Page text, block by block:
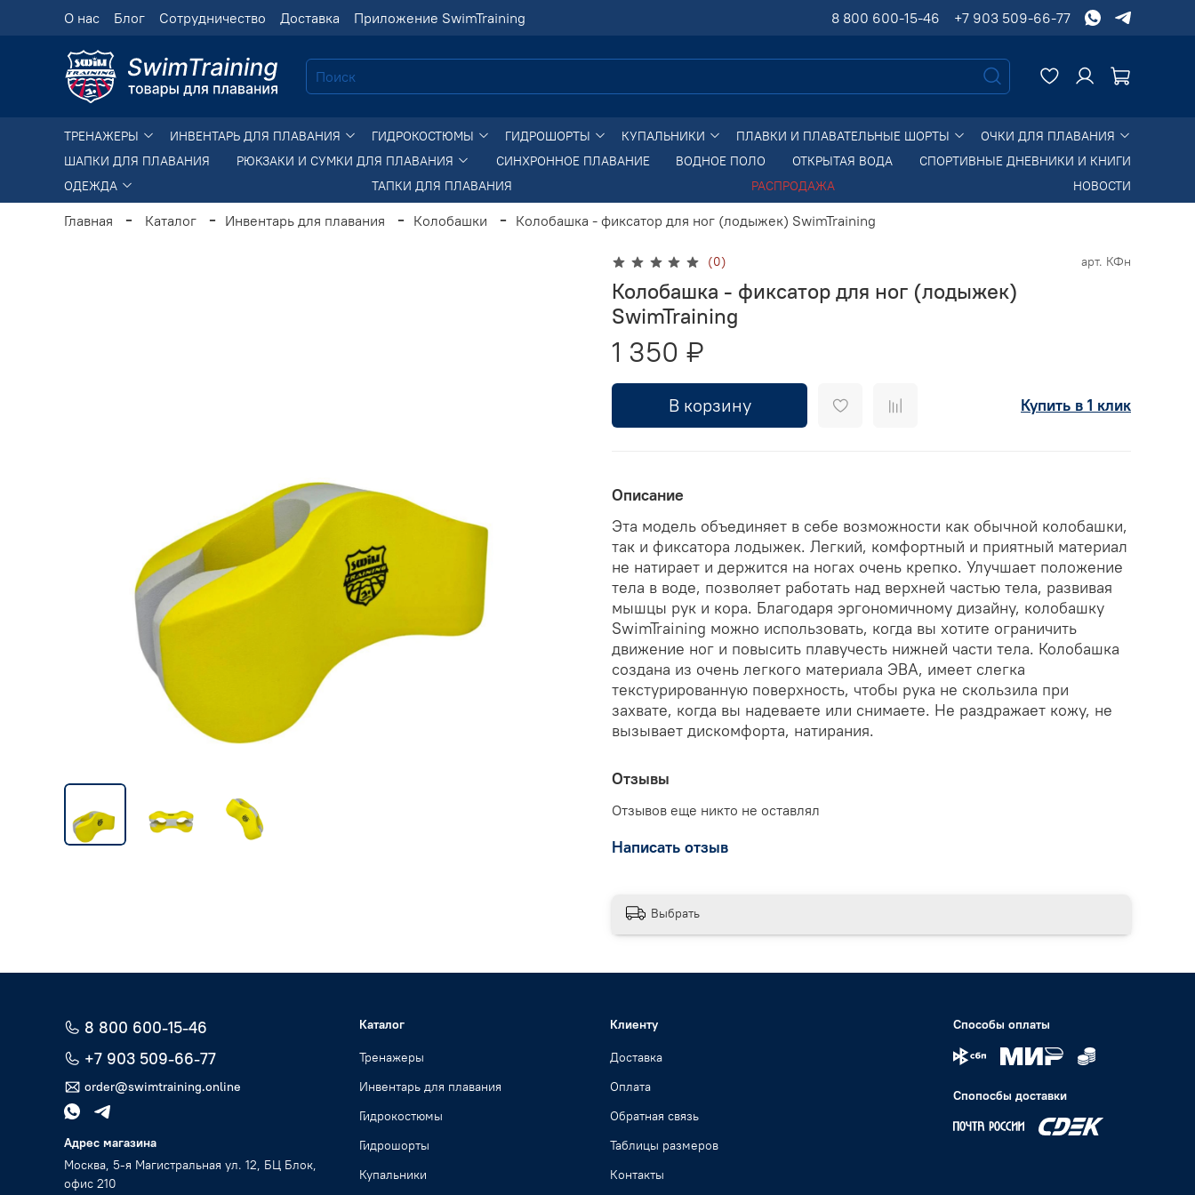
О нас Блог Сотрудничество Доставка Приложение SwimTraining 8 800 600-15-46 +7 903 509-66-77
ТРЕНАЖЕРЫ ИНВЕНТАРЬ ДЛЯ ПЛАВАНИЯ ГИДРОКОСТЮМЫ ГИДРОШОРТЫ КУПАЛЬНИКИ ПЛАВКИ И ПЛАВАТЕЛЬНЫЕ ШОРТЫ
ОЧКИ ДЛЯ ПЛАВАНИЯ
ШАПКИ ДЛЯ ПЛАВАНИЯ
РЮКЗАКИ И СУМКИ ДЛЯ ПЛАВАНИЯ СИНХРОННОЕ ПЛАВАНИЕ ВОДНОЕ ПОЛО ОТКРЫТАЯ ВОДА
СПОРТИВНЫЕ ДНЕВНИКИ И КНИГИ
ОДЕЖДА
ТАПКИ ДЛЯ ПЛАВАНИЯ РАСПРОДАЖА НОВОСТИ
Главная Каталог Инвентарь для плавания Колобашки Колобашка - фиксатор для ног (лодыжек) SwimTraining
(0) арт. КФн
Колобашка - фиксатор для ног (лодыжек)
SwimTraining
1 350 ₽
В корзину Купить в 1 клик
Описание
Эта модель объединяет в себе возможности как обычной колобашки,
так и фиксатора лодыжек. Легкий, комфортный и приятный материал
не натирает и держится на ногах очень крепко. Улучшает положение
тела в воде, позволяет работать над верхней частью тела, развивая
мышцы рук и кора. Благодаря эргономичному дизайну, колобашку
SwimTraining можно использовать, когда вы хотите ограничить
движение ног и повысить плавучесть нижней части тела. Колобашка
создана из очень легкого материала ЭВА, имеет слегка
текстурированную поверхность, чтобы рука не скользила при
захвате, когда вы надеваете или снимаете. Не раздражает кожу, не
вызывает дискомфорта, натирания.
Отзывы
Отзывов еще никто не оставлял
Написать отзыв
Выбрать
8 800 600-15-46
+7 903 509-66-77
order@swimtraining.online
Адрес магазина
Москва, 5-я Магистральная ул. 12, БЦ Блок,
офис 210
Каталог
Тренажеры
Инвентарь для плавания
Гидрокостюмы
Гидрошорты
Купальники
Клиенту
Доставка
Оплата
Обратная связь
Таблицы размеров
Контакты
Способы оплаты
Спопосбы доставки